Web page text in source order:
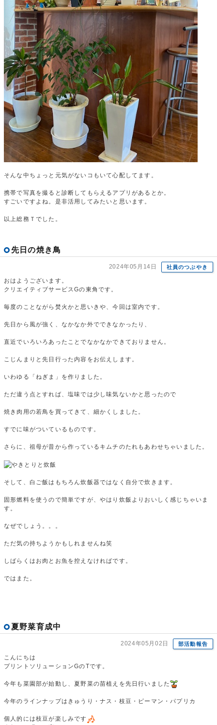
そんな中ちょっと元気がないコもいて心配してます。
携帯で写真を撮ると診断してもらえるアプリがあるとか。
すごいですよね。是非活用してみたいと思います。
以上総務Ｔでした。
先日の焼き鳥
2024年05月14日 社員のつぶやき
おはようございます。
クリエイティブサービスGの東角です。
毎度のことながら焚火かと思いきや、今回は室内です。
先日から風が強く、なかなか外でできなかったり、
直近でいろいろあったことでなかなかできておりません。
こじんまりと先日行った内容をお伝えします。
いわゆる「ねぎま」を作りました。
ただ違う点とすれば、塩味では少し味気ないかと思ったので
焼き肉用の若鳥を買ってきて、細かくしました。
すでに味がついているものです。
さらに、祖母が昔から作っているキムチのたれもあわせちゃいました。
そして、白ご飯はもちろん炊飯器ではなく自分で炊きます。
固形燃料を使うので簡単ですが、やはり炊飯よりおいしく感じちゃいま
す。
なぜでしょう。。。
ただ気の持ちようかもしれませんね笑
しばらくはお肉とお魚を控えなければです。
ではまた。
夏野菜育成中
2024年05月02日 部活動報告
こんにちは
プリントソリューションGのTです。
今年も菜園部が始動し、夏野菜の苗植えを先日行いました
今年のラインナップはきゅうり・ナス・枝豆・ピーマン・パプリカ
個人的には枝豆が楽しみです